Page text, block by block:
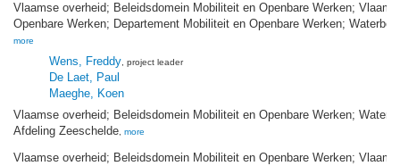
Vlaamse overheid; Beleidsdomein Mobiliteit en Openbare Werken;
Openbare Werken; Departement Mobiliteit en Openbare Werken;
more
Wens, Freddy, project leader
De Laet, Paul
Maeghe, Koen
Vlaamse overheid; Beleidsdomein Mobiliteit en Openbare Werken;
Afdeling Zeeschelde, more
Vlaamse overheid; Beleidsdomein Mobiliteit en Openbare Werken;